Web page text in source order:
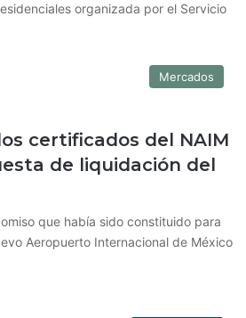
organizada por el Servicio
Mercados
certificados del NAIM
de liquidación del
que había sido constituido para
Aeropuerto Internacional de México